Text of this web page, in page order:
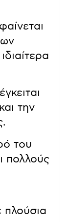
την
του
πολλούς
πλούσια